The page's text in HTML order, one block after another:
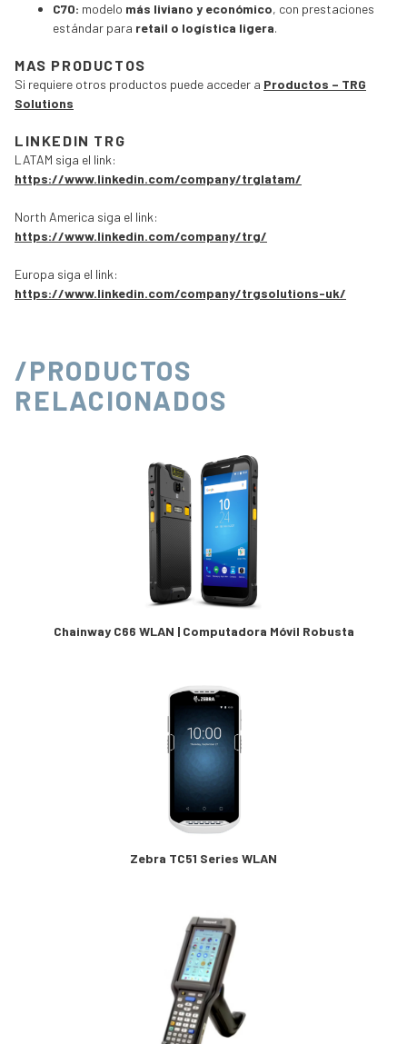
C70: modelo más liviano y económico, con prestaciones
estándar para retail o logística ligera.
MAS PRODUCTOS
Si requiere otros productos puede acceder a Productos – TRG
Solutions
LINKEDIN TRG
LATAM siga el link:
https://www.linkedin.com/company/trglatam/
North America siga el link:
https://www.linkedin.com/company/trg/
Europa siga el link:
https://www.linkedin.com/company/trgsolutions-uk/
/PRODUCTOS
RELACIONADOS
Chainway C66 WLAN | Computadora Móvil Robusta
Zebra TC51 Series WLAN